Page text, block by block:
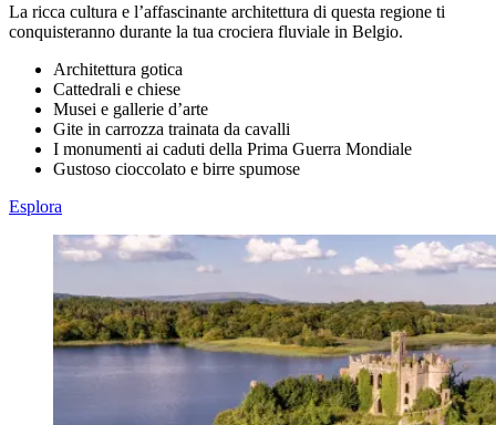
La ricca cultura e l’affascinante architettura di questa regione ti
conquisteranno durante la tua crociera fluviale in Belgio.
Architettura gotica
Cattedrali e chiese
Musei e gallerie d’arte
Gite in carrozza trainata da cavalli
I monumenti ai caduti della Prima Guerra Mondiale
Gustoso cioccolato e birre spumose
Esplora